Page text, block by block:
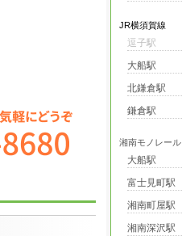
JR横須賀線
逗子駅
大船駅
北鎌倉駅
鎌倉駅
湘南モノレール
大船駅
富士見町駅
湘南町屋駅
湘南深沢駅